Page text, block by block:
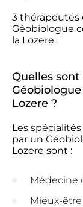
3 thérapeutes
Géobiologue
la Lozere.
Quelles
Lozere ?
Les
par un
Lozere sont :
Médecine
Mieux-être